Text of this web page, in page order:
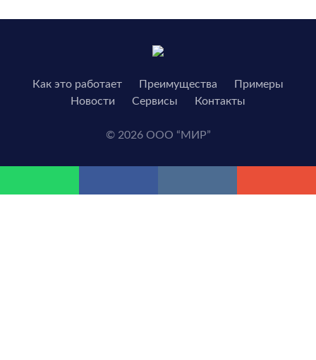
Как это работает Преимущества
Примеры
Новости
Сервисы Контакты
© 2026 ООО “МИР”